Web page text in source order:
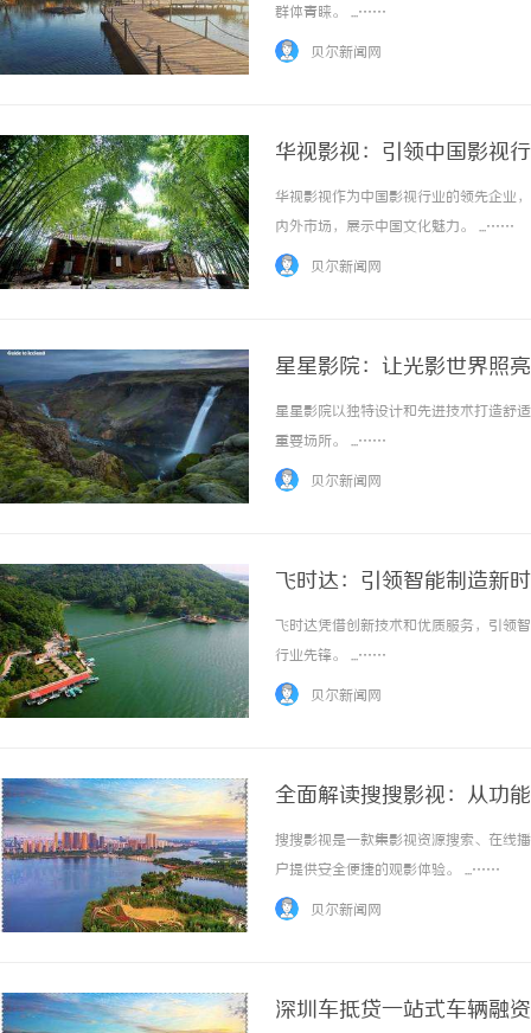
群体青睐。 ...……
贝尔新闻网
华视影视：引领中国影视
华视影视作为中国影视行业的领先企业
内外市场，展示中国文化魅力。 ...……
贝尔新闻网
星星影院：让光影世界照
星星影院以独特设计和先进技术打造舒
重要场所。 ...……
贝尔新闻网
飞时达：引领智能制造新
飞时达凭借创新技术和优质服务，引领
行业先锋。 ...……
贝尔新闻网
全面解读搜搜影视：从功
搜搜影视是一款集影视资源搜索、在线
户提供安全便捷的观影体验。 ...……
贝尔新闻网
深圳车抵贷一站式车辆融